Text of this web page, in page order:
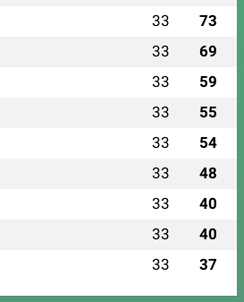
33 73
33 69
33 59
33 55
33 54
33 48
33 40
33 40
33 37